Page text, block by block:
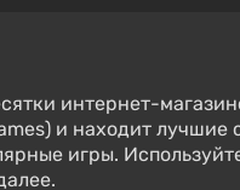
интернет-
и находит
игры.